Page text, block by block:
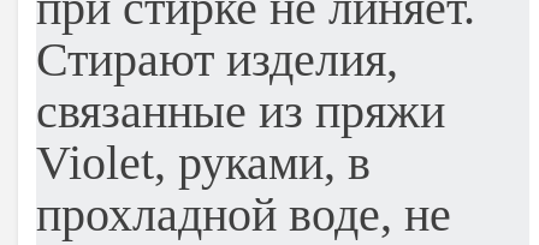
Стирают изделия,
связанные из пряжи
Violet, руками, в
прохладной воде, не